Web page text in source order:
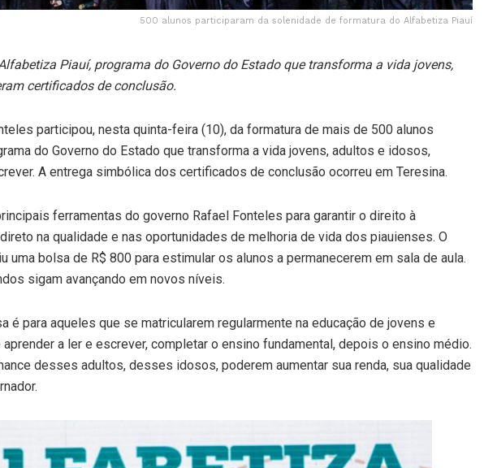
500 alunos participaram da solenidade de formatura do Alfabetiza Piauí
Piauí, programa do Governo do Estado que transforma a vida jovens,
certificados de conclusão.
participou, nesta quinta-feira (10), da formatura de mais de 500 alunos
do Governo do Estado que transforma a vida jovens, adultos e idosos,
A entrega simbólica dos certificados de conclusão ocorreu em Teresina.
ferramentas do governo Rafael Fonteles para garantir o direito à
na qualidade e nas oportunidades de melhoria de vida dos piauienses. O
uma bolsa de R$ 800 para estimular os alunos a permanecerem em sala de aula.
sigam avançando em novos níveis.
é para aqueles que se matricularem regularmente na educação de jovens e
a ler e escrever, completar o ensino fundamental, depois o ensino médio.
desses adultos, desses idosos, poderem aumentar sua renda, sua qualidade